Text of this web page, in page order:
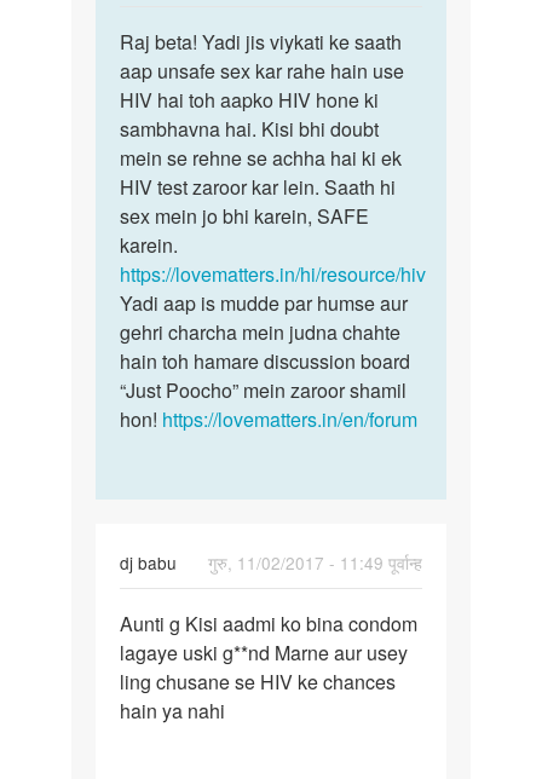
to
Mane
ek
aunty
Kay
saath…
by
Raj
kumar
Raj
beta!
Yadi
jis
viykati…
Raj beta! Yadi jis viykati ke saath
aap unsafe sex kar rahe hain use
HIV hai toh aapko HIV hone ki
sambhavna hai. Kisi bhi doubt
mein se rehne se achha hai ki ek
HIV test zaroor kar lein. Saath hi
sex mein jo bhi karein, SAFE
karein.
https://lovematters.in/hi/resource/hiv
Yadi aap is mudde par humse aur
gehri charcha mein judna chahte
hain toh hamare discussion board
“Just Poocho” mein zaroor shamil
hon! https://lovematters.in/en/forum
dj babu
गुरु, 11/02/2017 - 11:49 पूर्वान्ह
Aunti
g
Kisi
aadmi
Aunti g Kisi aadmi ko bina condom
lagaye uski g**nd Marne aur usey
ling chusane se HIV ke chances
hain ya nahi